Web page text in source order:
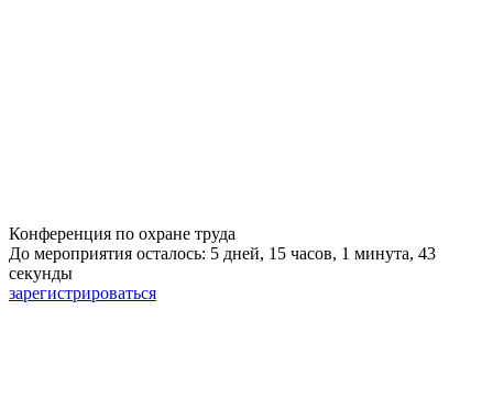
Конференция по охране труда
До мероприятия осталось: 5 дней, 15 часов, 1 минута, 43
секунды
зарегистрироваться